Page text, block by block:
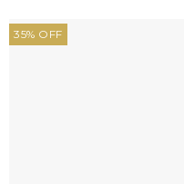
35% OFF